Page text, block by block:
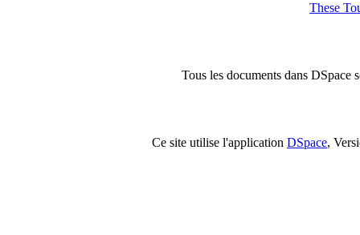
These
Tous les documents dans DSpace
Ce site utilise l'application DSpace,